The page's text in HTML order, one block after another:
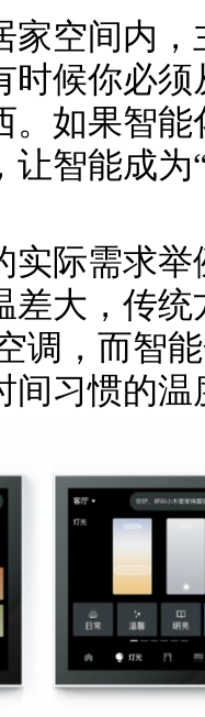
家空间内
时候你必
。如果智
让智能成为
实际需求
差大，传
调，而智
间习惯的